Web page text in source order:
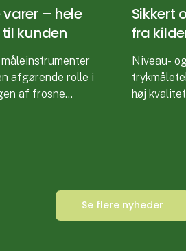
varer – hele
kunden
måleinstrumenter
afgørende rolle i
af frosne
kølelager. For at
Sikkert
fra
Niveau-
høj
overvåges
at vandet
Se flere nyheder